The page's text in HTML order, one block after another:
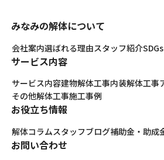
みなみの解体について
会社案内選ばれる理由スタッフ紹介
サービス内容
サービス内容建物解体工事内装解体工事
その他解体工事施工事例
お役立ち情報
解体コラムスタッフブログ補助金・助成
お問い合わせ